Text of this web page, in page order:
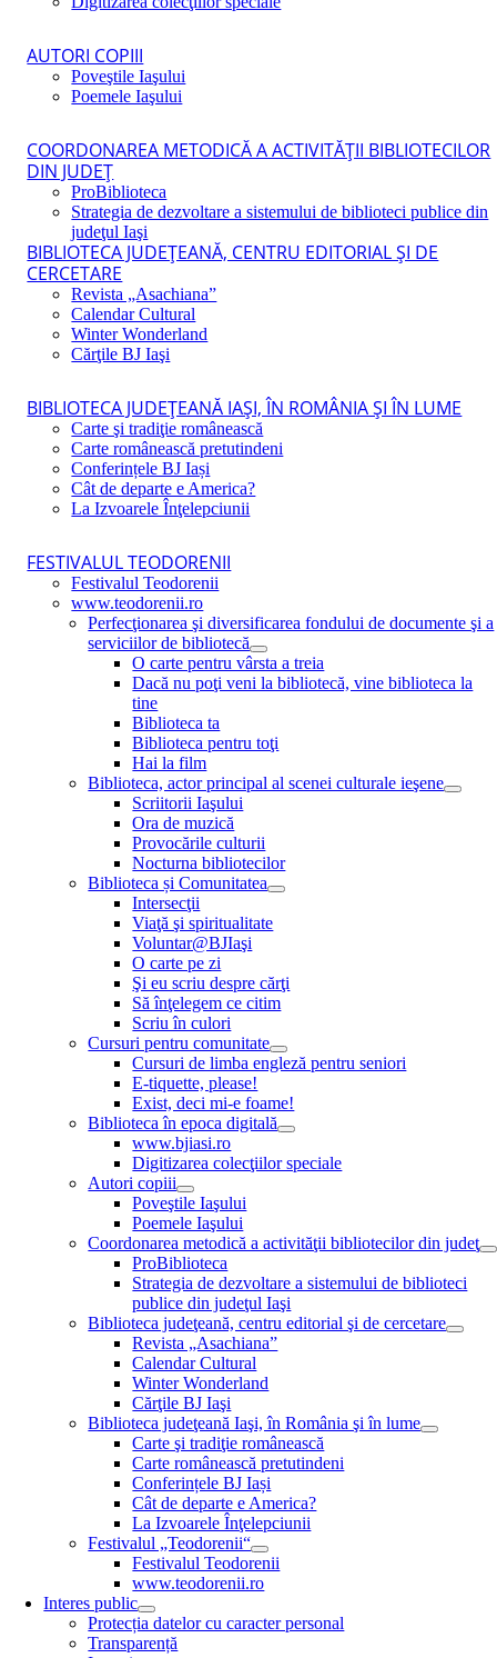
AUTORI COPIII
Poveştile Iaşului
Poemele Iaşului
COORDONAREA METODICĂ A ACTIVITĂŢII BIBLIOTECILOR
DIN JUDEŢ
ProBiblioteca
Strategia de dezvoltare a sistemului de biblioteci publice din
judeţul Iaşi
BIBLIOTECA JUDEŢEANĂ, CENTRU EDITORIAL ŞI DE
CERCETARE
Revista „Asachiana”
Calendar Cultural
Winter Wonderland
Cărţile BJ Iaşi
BIBLIOTECA JUDEŢEANĂ IAŞI, ÎN ROMÂNIA ŞI ÎN LUME
Carte şi tradiţie românească
Carte românească pretutindeni
Conferințele BJ Iași
Cât de departe e America?
La Izvoarele Înţelepciunii
FESTIVALUL TEODORENII
Festivalul Teodorenii
www.teodorenii.ro
Perfecţionarea şi diversificarea fondului de documente şi a
serviciilor de bibliotecă
O carte pentru vârsta a treia
Dacă nu poţi veni la bibliotecă, vine biblioteca la
tine
Biblioteca ta
Biblioteca pentru toţi
Hai la film
Biblioteca, actor principal al scenei culturale ieşene
Scriitorii Iaşului
Ora de muzică
Provocările culturii
Nocturna bibliotecilor
Biblioteca și Comunitatea
Intersecţii
Viaţă şi spiritualitate
Voluntar@BJIaşi
O carte pe zi
Şi eu scriu despre cărţi
Să înţelegem ce citim
Scriu în culori
Cursuri pentru comunitate
Cursuri de limba engleză pentru seniori
E-tiquette, please!
Exist, deci mi-e foame!
Biblioteca în epoca digitală
www.bjiasi.ro
Digitizarea colecţiilor speciale
Autori copiii
Poveştile Iaşului
Poemele Iaşului
Coordonarea metodică a activităţii bibliotecilor din judeţ
ProBiblioteca
Strategia de dezvoltare a sistemului de biblioteci
publice din judeţul Iaşi
Biblioteca judeţeană, centru editorial şi de cercetare
Revista „Asachiana”
Calendar Cultural
Winter Wonderland
Cărţile BJ Iaşi
Biblioteca judeţeană Iaşi, în România şi în lume
Carte şi tradiţie românească
Carte românească pretutindeni
Conferințele BJ Iași
Cât de departe e America?
La Izvoarele Înţelepciunii
Festivalul „Teodorenii“
Festivalul Teodorenii
www.teodorenii.ro
Interes public
Protecția datelor cu caracter personal
Transparență